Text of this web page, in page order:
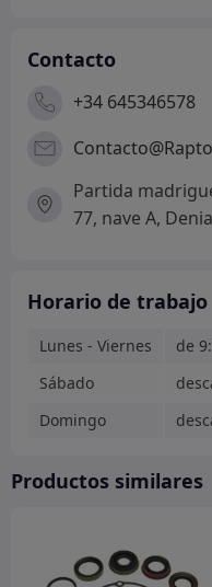
Contacto
+34 645346578
Partida
77, nave A,
Horario de trabajo
Lunes - Viernes
de
Sábado
Domingo
Productos similares